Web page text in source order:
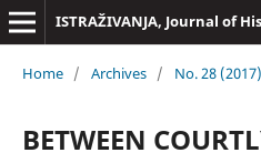
ISTRAŽIVANJA, Јournal of
Home / Archives / No. 28 (2017)
BETWEEN